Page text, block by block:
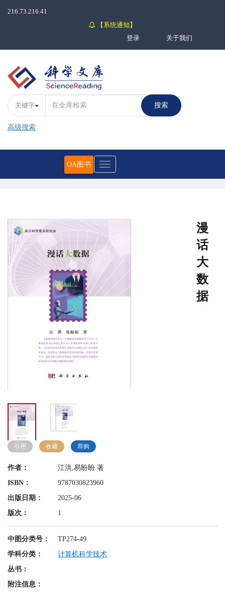
216.73.216.41
【系统通知】
登录
关于我们
关键字 搜索
高级搜索
Toggle
OA图书
漫
话
大
数
据
引用 收藏 荐购
作者：
江洪,易盼盼 著
ISBN：
9787030823960
出版日期：
2025-06
版次：
1
中图分类号：
TP274-49
学科分类：
计算机科学技术
丛书：
附注信息：